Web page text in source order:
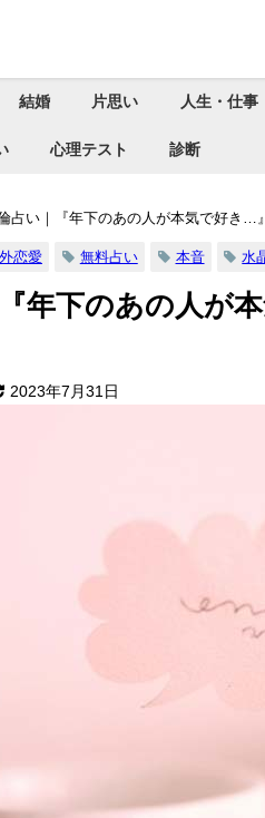
結婚 片思い 人生・仕事
心理テスト 診断
占い｜『年下のあの人が本気で好き…
恋愛 無料占い 本音 水
年下のあの人が
2023年7月31日